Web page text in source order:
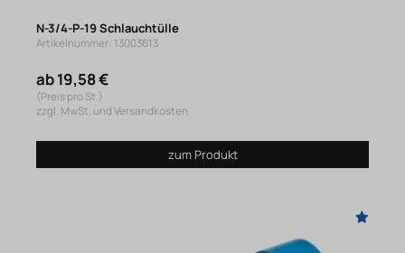
N-3/4-P-19 Schlauchtülle
Artikelnummer: 13003613
ab 19,58 €
(Preis pro St.)
zzgl. MwSt. und Versandkosten
zum Produkt